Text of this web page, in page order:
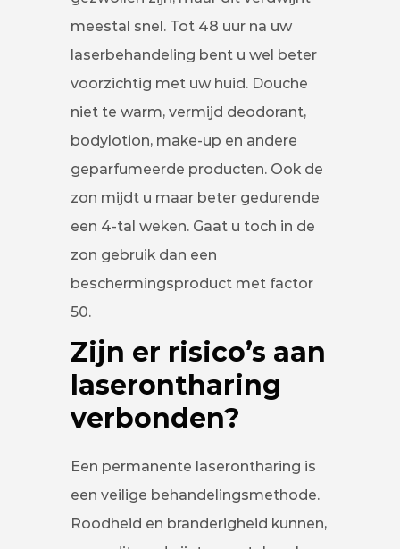
meestal snel. Tot 48 uur na uw
laserbehandeling bent u wel beter
voorzichtig met uw huid. Douche
niet te warm, vermijd deodorant,
bodylotion, make-up en andere
geparfumeerde producten. Ook de
zon mijdt u maar beter gedurende
een 4-tal weken. Gaat u toch in de
zon gebruik dan een
beschermingsproduct met factor
50.
Zijn er risico’s aan
laserontharing
verbonden?
Een permanente laserontharing is
een veilige behandelingsmethode.
Roodheid en branderigheid kunnen,